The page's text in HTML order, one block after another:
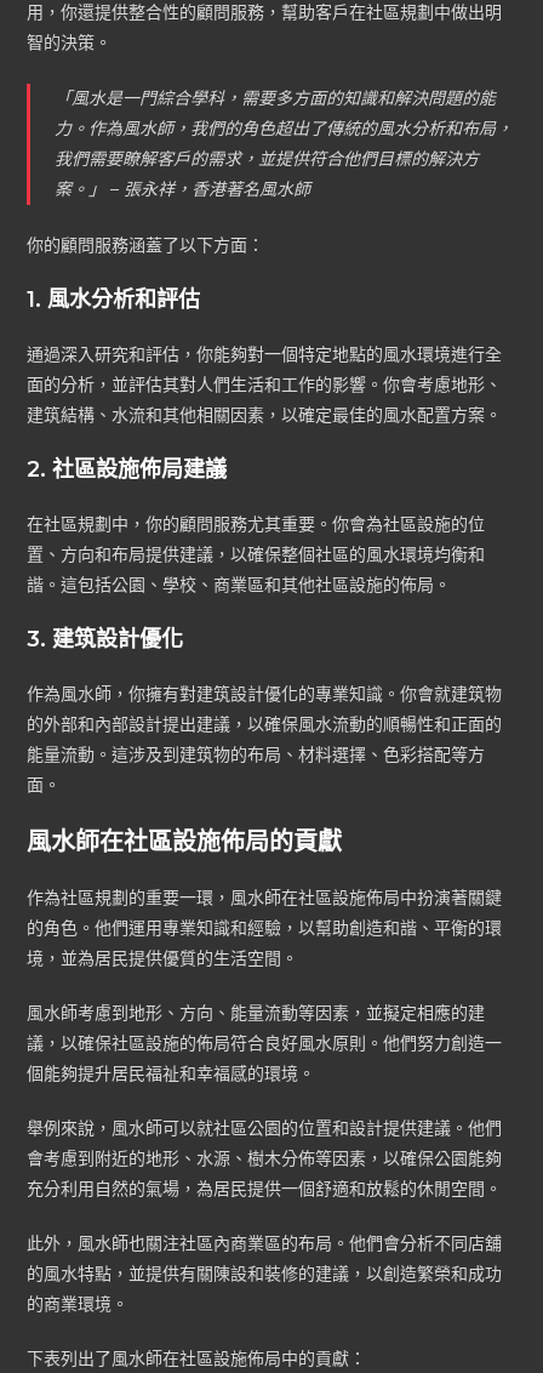
用，你還提供整合性的顧問服務，幫助客戶在社區規劃中做出明
智的決策。
「風水是一門綜合學科，需要多方面的知識和解決問題的能
力。作為風水師，我們的角色超出了傳統的風水分析和布局，
我們需要瞭解客戶的需求，並提供符合他們目標的解決方
案。」 – 張永祥，香港著名風水師
你的顧問服務涵蓋了以下方面：
1. 風水分析和評估
通過深入研究和評估，你能夠對一個特定地點的風水環境進行全
面的分析，並評估其對人們生活和工作的影響。你會考慮地形、
建筑結構、水流和其他相關因素，以確定最佳的風水配置方案。
2. 社區設施佈局建議
在社區規劃中，你的顧問服務尤其重要。你會為社區設施的位
置、方向和布局提供建議，以確保整個社區的風水環境均衡和
諧。這包括公園、學校、商業區和其他社區設施的佈局。
3. 建筑設計優化
作為風水師，你擁有對建筑設計優化的專業知識。你會就建筑物
的外部和內部設計提出建議，以確保風水流動的順暢性和正面的
能量流動。這涉及到建筑物的布局、材料選擇、色彩搭配等方
面。
風水師在社區設施佈局的貢獻
作為社區規劃的重要一環，風水師在社區設施佈局中扮演著關鍵
的角色。他們運用專業知識和經驗，以幫助創造和諧、平衡的環
境，並為居民提供優質的生活空間。
風水師考慮到地形、方向、能量流動等因素，並擬定相應的建
議，以確保社區設施的佈局符合良好風水原則。他們努力創造一
個能夠提升居民福祉和幸福感的環境。
舉例來說，風水師可以就社區公園的位置和設計提供建議。他們
會考慮到附近的地形、水源、樹木分佈等因素，以確保公園能夠
充分利用自然的氣場，為居民提供一個舒適和放鬆的休閒空間。
此外，風水師也關注社區內商業區的布局。他們會分析不同店舖
的風水特點，並提供有關陳設和裝修的建議，以創造繁榮和成功
的商業環境。
下表列出了風水師在社區設施佈局中的貢獻：